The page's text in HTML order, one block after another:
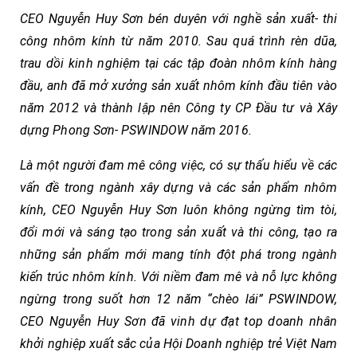
CEO Nguyễn Huy Sơn bén duyên với nghề sản xuất- thi
công nhôm kính từ năm 2010. Sau quá trình rèn dũa,
trau dồi kinh nghiệm tại các tập đoàn nhôm kính hàng
đầu, anh đã mở xưởng sản xuất nhôm kính đầu tiên vào
năm 2012 và thành lập nên Công ty CP Đầu tư và Xây
dựng Phong Sơn- PSWINDOW năm 2016.
Là một người đam mê công việc, có sự thấu hiểu về các
vấn đề trong ngành xây dựng và các sản phẩm nhôm
kính, CEO Nguyễn Huy Sơn luôn không ngừng tìm tòi,
đổi mới và sáng tạo trong sản xuất và thi công, tạo ra
những sản phẩm mới mang tính đột phá trong ngành
kiến trúc nhôm kính. Với niềm đam mê và nỗ lực không
ngừng trong suốt hơn 12 năm “chèo lái” PSWINDOW,
CEO Nguyễn Huy Sơn đã vinh dự đạt top doanh nhân
khởi nghiệp xuất sắc của Hội Doanh nghiệp trẻ Việt Nam